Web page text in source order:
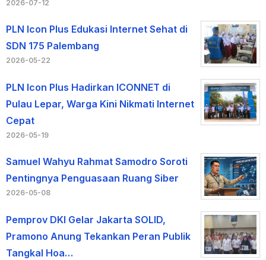
2026-07-12
PLN Icon Plus Edukasi Internet Sehat di
SDN 175 Palembang
2026-05-22
PLN Icon Plus Hadirkan ICONNET di
Pulau Lepar, Warga Kini Nikmati Internet
Cepat
2026-05-19
Samuel Wahyu Rahmat Samodro Soroti
Pentingnya Penguasaan Ruang Siber
2026-05-08
Pemprov DKI Gelar Jakarta SOLID,
Pramono Anung Tekankan Peran Publik
Tangkal Hoa…